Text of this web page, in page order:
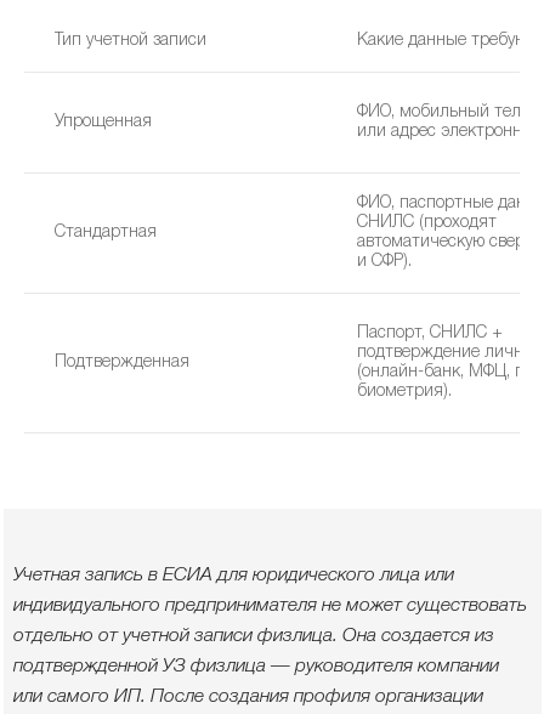
Тип учетной записи Какие данные
Упрощенная
ФИО, мобильный
или адрес
Стандартная
ФИО, паспортные
СНИЛС (проходят
автоматическую
и СФР).
Подтвержденная
Паспорт, СНИЛС +
подтверждение
(онлайн-банк, МФЦ,
биометрия).
Учетная запись в ЕСИА для юридического лица или
индивидуального предпринимателя не может существовать
отдельно от учетной записи физлица. Она создается из
подтвержденной УЗ физлица — руководителя компании
или самого ИП. После создания профиля организации